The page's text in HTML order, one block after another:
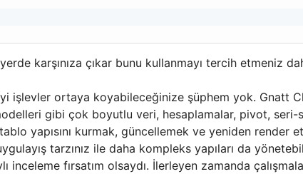
karşınıza çıkar bunu kullanmayı tercih etmeniz
işlevler ortaya koyabileceğinize şüphem yok. Gnatt
gibi çok boyutlu veri, hesaplamalar, pivot, seri-
yapısını kurmak, güncellemek ve yeniden render
tarzınız ile daha kompleks yapıları da
fırsatım olsaydı. İlerleyen zamanda